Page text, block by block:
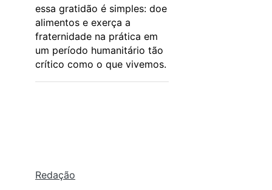
essa gratidão é simples: doe
alimentos e exerça a
fraternidade na prática em
um período humanitário tão
crítico como o que vivemos.
Redação